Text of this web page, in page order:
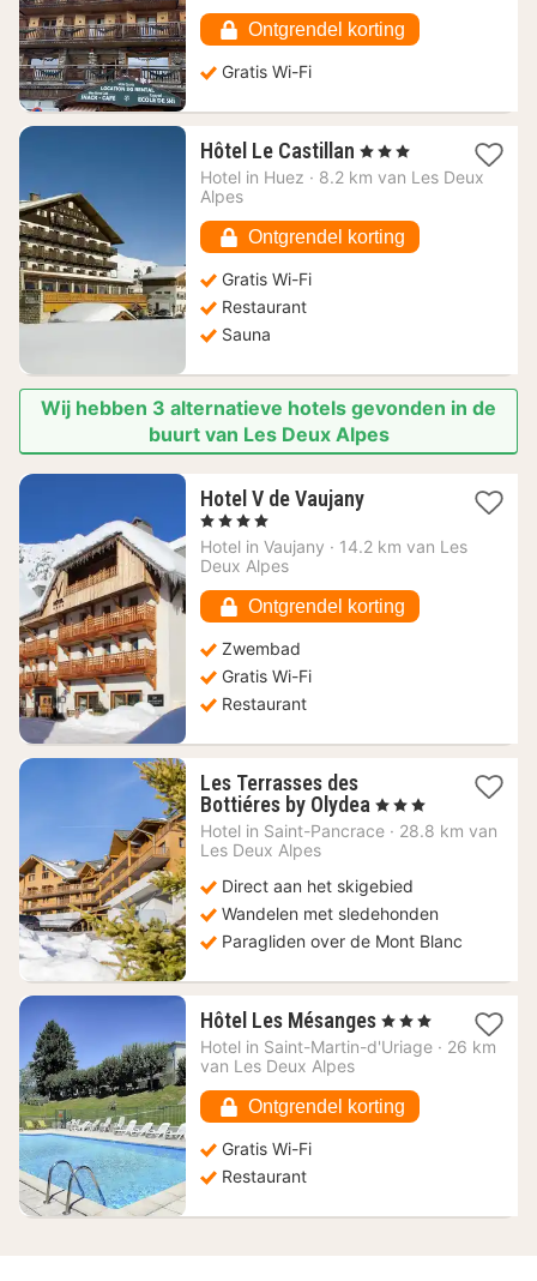
€
Ontgrendel korting
Gratis Wi-Fi
Hôtel Le Castillan 1
nacht
€
, 3 Sterren
Hotel in Huez · 8.2 km van Les Deux
Alpes
Ontgrendel korting
Gratis Wi-Fi
Restaurant
Sauna
Wij hebben 3 alternatieve hotels gevonden in de
buurt van Les Deux Alpes
Hotel V de Vaujany1
vanaf
, 4 Sterren
Hotel in Vaujany · 14.2 km van Les
Deux Alpes
Ontgrendel korting
Zwembad
Gratis Wi-Fi
Restaurant
Les Terrasses des
Bottiéres by Olydea 1
nacht
€
, 3 Sterren
Hotel in Saint-Pancrace · 28.8 km van
Les Deux Alpes
Direct aan het skigebied
Wandelen met sledehonden
Paragliden over de Mont Blanc
Hôtel Les Mésanges 1
nacht
vanaf
€
, 3 Sterren
Hotel in Saint-Martin-d'Uriage · 26 km
van Les Deux Alpes
Ontgrendel korting
Gratis Wi-Fi
Restaurant